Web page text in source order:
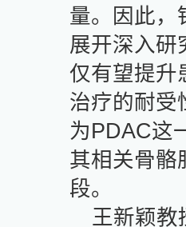
量。因此，
展开深入研
仅有望提升
治疗的耐受
为PDAC这
其相关骨骼
段。
王新颖教